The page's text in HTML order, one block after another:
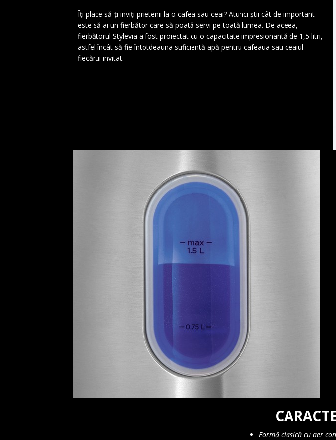
Îți place să-ți inviți prietenii la o cafea sau ceai? Atunci știi cât de important
este să ai un fierbător care să poată servi pe toată lumea. De aceea,
fierbătorul Stylevia a fost proiectat cu o capacitate impresionantă de 1,5 litri,
astfel încât să fie întotdeauna suficientă apă pentru cafeaua sau ceaiul
fiecărui invitat.
Formă clasică cu aer